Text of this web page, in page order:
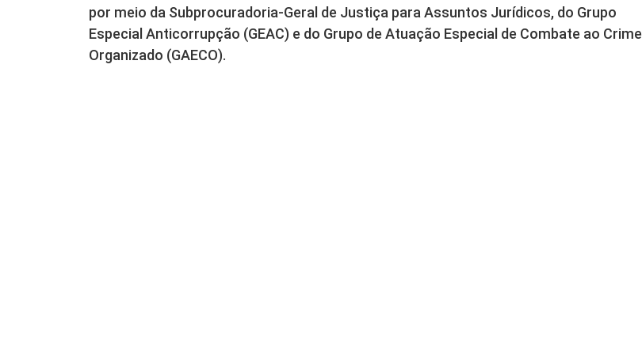
por meio da Subprocuradoria-Geral de Justiça para Assuntos Jurídicos, do Grupo
Especial Anticorrupção (GEAC) e do Grupo de Atuação Especial de Combate ao Crime
Organizado (GAECO).